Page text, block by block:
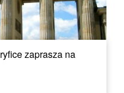
zaprasza na